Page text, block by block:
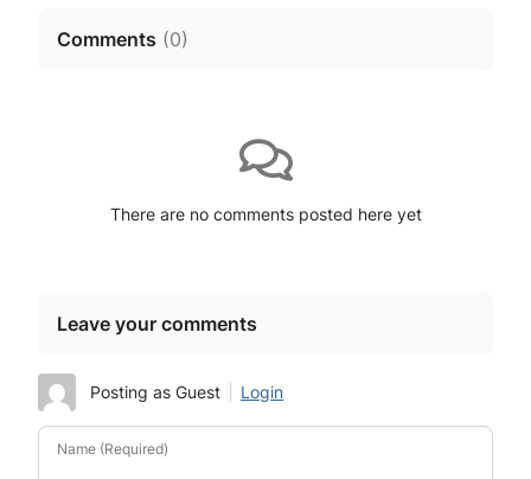
Comments (0)
There are no comments posted here yet
Leave your comments
Posting as Guest Login
Name (Required)